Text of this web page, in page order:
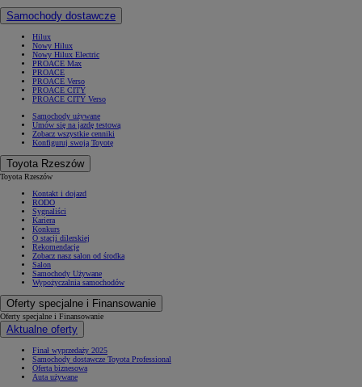
Samochody dostawcze
Hilux
Nowy Hilux
Nowy Hilux Electric
PROACE Max
PROACE
PROACE Verso
PROACE CITY
PROACE CITY Verso
Samochody używane
Umów się na jazdę testową
Zobacz wszystkie cenniki
Konfiguruj swoją Toyotę
Toyota Rzeszów
Toyota Rzeszów
Kontakt i dojazd
RODO
Sygnaliści
Kariera
Konkurs
O stacji dilerskiej
Rekomendacje
Zobacz nasz salon od środka
Salon
Samochody Używane
Wypożyczalnia samochodów
Oferty specjalne i Finansowanie
Oferty specjalne i Finansowanie
Aktualne oferty
Finał wyprzedaży 2025
Samochody dostawcze Toyota Professional
Oferta biznesowa
Auta używane